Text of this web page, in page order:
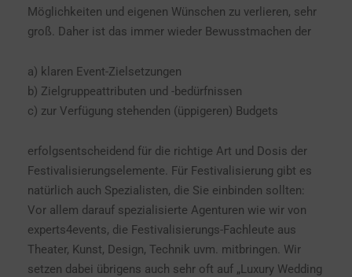
Möglichkeiten und eigenen Wünschen zu verlieren, sehr
groß. Daher ist das immer wieder Bewusstmachen der
a) klaren Event-Zielsetzungen
b) Zielgruppeattributen und -bedürfnissen
c) zur Verfügung stehenden (üppigeren) Budgets
erfolgsentscheidend für die richtige Art und Dosis der
Festivalisierungselemente. Für Festivalisierung gibt es
natürlich auch Spezialisten, die Sie einbinden sollten:
Vor allem darauf spezialisierte Agenturen wie wir von
experts4events, die Festivalisierungs-Fachleute aus
Theater, Kunst, Design, Technik uvm. mitbringen. Wir
setzen dabei übrigens auch sehr oft auf „Luxury Wedding